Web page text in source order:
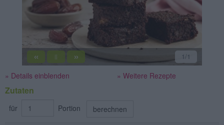
« || » 1/1
» Details einblenden » Weitere Rezepte
Zutaten
für Portion berechnen